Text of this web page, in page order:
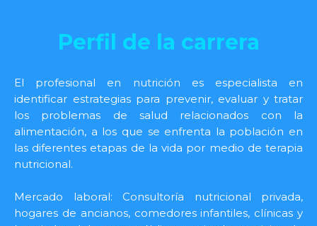
Perfil de la carrera
El profesional en nutrición es especialista en
identificar estrategias para prevenir, evaluar y tratar
los problemas de salud relacionados con la
alimentación, a los que se enfrenta la población en
las diferentes etapas de la vida por medio de terapia
nutricional.
Mercado laboral: Consultoría nutricional privada,
hogares de ancianos, comedores infantiles, clínicas y